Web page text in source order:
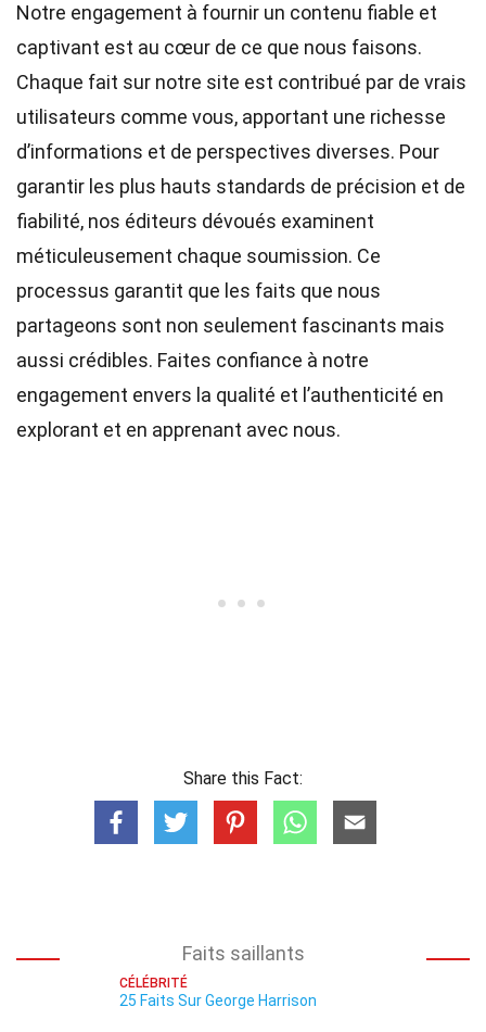
Notre engagement à fournir un contenu fiable et
captivant est au cœur de ce que nous faisons.
Chaque fait sur notre site est contribué par de vrais
utilisateurs comme vous, apportant une richesse
d’informations et de perspectives diverses. Pour
garantir les plus hauts standards de précision et de
fiabilité, nos éditeurs dévoués examinent
méticuleusement chaque soumission. Ce
processus garantit que les faits que nous
partageons sont non seulement fascinants mais
aussi crédibles. Faites confiance à notre
engagement envers la qualité et l’authenticité en
explorant et en apprenant avec nous.
Share this Fact:
Faits saillants
CÉLÉBRITÉ
25 Faits Sur George Harrison